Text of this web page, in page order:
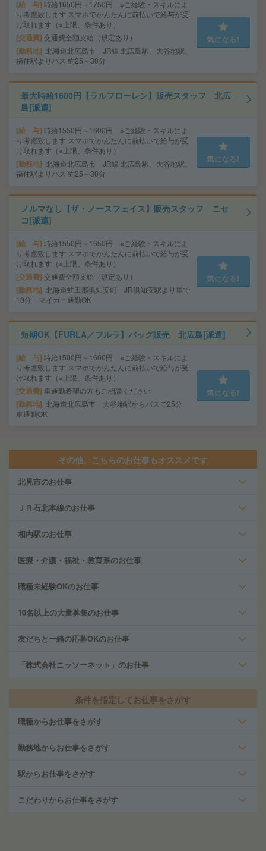
給 与 時給1650円～1750円 ※ご経験・スキルによ
り考慮致します スマホでかんたんに前払いで給与が受
け取れます（※上限、条件あり）
交通費 交通費全額支給（規定あり）
勤務地
北海道北広島市 JR線 北広島駅、大谷地駅、
福住駅よりバス 約25～30分
気になる!
最大時給1600円【ラルフローレン】販売スタッフ 北広
島[派遣]
給 与 時給1550円～1600円 ※ご経験・スキルによ
り考慮致します スマホでかんたんに前払いで給与が受
け取れます（※上限、条件あり）
勤務地
北海道北広島市 JR線 北広島駅、大谷地駅、
福住駅よりバス 約25～30分
気になる!
ノルマなし【ザ・ノースフェイス】販売スタッフ ニセ
コ[派遣]
給 与 時給1550円～1650円 ※ご経験・スキルによ
り考慮致します スマホでかんたんに前払いで給与が受
け取れます（※上限、条件あり）
交通費 交通費全額支給（規定あり）
勤務地
北海道虻田郡倶知安町 JR倶知安駅より車で
10分 マイカー通勤OK
気になる!
短期OK【FURLA／フルラ】バッグ販売 北広島[派遣]
給 与 時給1500円～1600円 ※ご経験・スキルによ
り考慮致します スマホでかんたんに前払いで給与が受
け取れます（※上限、条件あり）
交通費 車通勤希望の方もご相談ください
勤務地
北海道北広島市 大谷地駅からバスで25分
車通勤OK
気になる!
その他、こちらのお仕事もオススメです
北見市のお仕事
ＪＲ石北本線のお仕事
相内駅のお仕事
医療・介護・福祉・教育系のお仕事
職種未経験OKのお仕事
10名以上の大量募集のお仕事
友だちと一緒の応募OKのお仕事
「株式会社ニッソーネット」のお仕事
条件を指定してお仕事をさがす
職種からお仕事をさがす
勤務地からお仕事をさがす
駅からお仕事をさがす
こだわりからお仕事をさがす